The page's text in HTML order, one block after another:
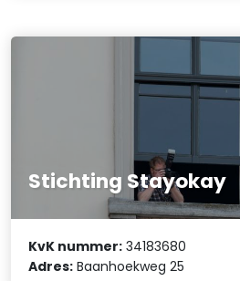
Stichting Stayokay
KvK nummer: 34183680
Adres: Baanhoekweg 25